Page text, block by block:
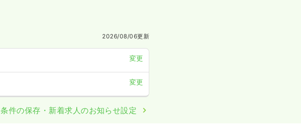
2026/08/06更新
変更
変更
条件の保存・新着求人のお知らせ設定